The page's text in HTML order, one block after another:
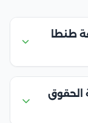
طنطا
الحقوق